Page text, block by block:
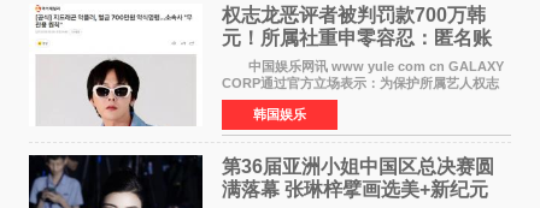
权志龙恶评者被判罚款700万韩
元！所属社重申零容忍：匿名账
号也难逃刑责
中国娱乐网讯 www yule com cn GALAXY
CORP通过官方立场表示：为保护所属艺人权志
龙的名誉和权益，将持续对网络上发生的名誉损
害、散布虚假事实、侮辱、恶意诽谤等行为采取
法律应对措施。
韩国娱乐
第36届亚洲小姐中国区总决赛圆
满落幕 张琳梓擘画选美+新纪元